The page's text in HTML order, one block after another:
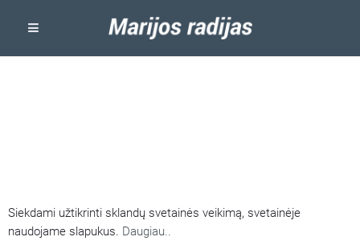
Siekdami užtikrinti sklandų svetainės veikimą, svetainėje
naudojame slapukus. Daugiau..